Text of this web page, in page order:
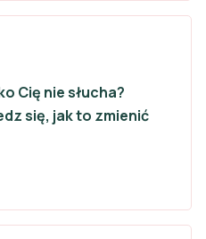
Cię nie słucha?
się, jak to zmienić